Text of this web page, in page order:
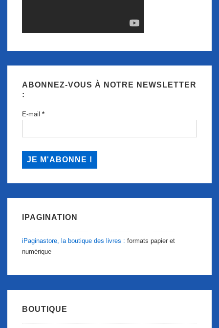
ABONNEZ-VOUS À NOTRE NEWSLETTER
:
E-mail *
IPAGINATION
iPaginastore, la boutique des livres : formats papier et
numérique
BOUTIQUE